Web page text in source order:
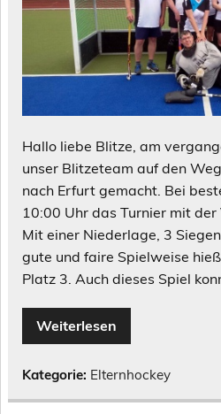
Hallo liebe Blitze, am
unser Blitzeteam auf den
nach Erfurt gemacht. Bei
10:00 Uhr das Turnier mit
Mit einer Niederlage, 3
gute und faire Spielweise
Platz 3. Auch dieses Spiel
Weiterlesen
Kategorie: Elternhockey